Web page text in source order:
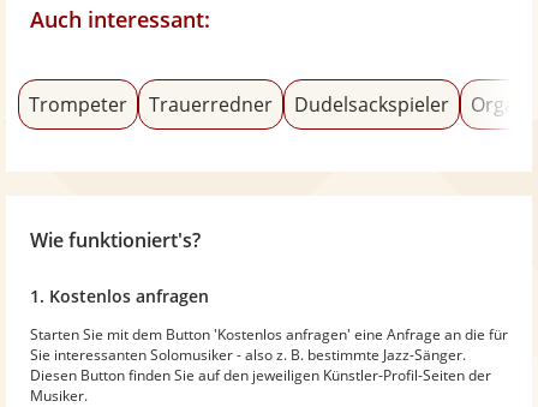
Auch interessant:
Trompeter Trauerredner Dudelsackspieler
Wie funktioniert's?
1. Kostenlos anfragen
Starten Sie mit dem Button 'Kostenlos anfragen' eine Anfrage an die für
Sie interessanten Solomusiker - also z. B. bestimmte Jazz-Sänger.
Diesen Button finden Sie auf den jeweiligen Künstler-Profil-Seiten der
Musiker.